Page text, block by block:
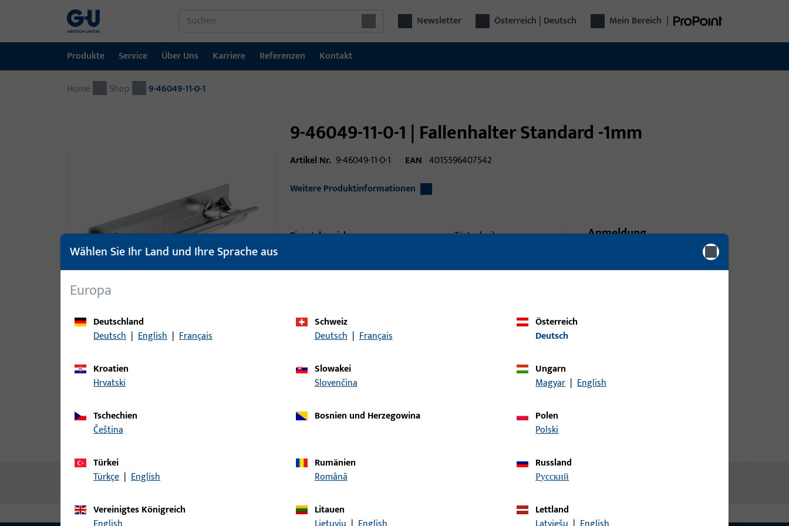
Newsletter Österreich | Deutsch Mein Bereich |
Produkte
Produkte
Service
Service
Über Uns
Über Uns
Karriere
Karriere
Referenzen
Referenzen
Kontakt
Kontakt
Home Shop 9-46049-11-0-1
9-46049-11-0-1 | Fallenhalter Standard -1mm
Artikel Nr. 9-46049-11-0-1 EAN 4015596407542
Weitere Produktinformationen
Einsatzbereich
Türtechnik
Produkttyp
Oberflächenbeschreibung
Bruttogewicht
Verpackungseinheit
Mindestbestelleinheit
Anmeldung
Bitte melden Sie sich mit Ihren
Keine Inhalte vorhanden
Wählen Sie Ihr Land und Ihre Sprache aus
Europa
Deutschland
Deutsch | English | Français
Schweiz
Deutsch | Français
Österreich
Deutsch
Kroatien
Hrvatski
Slowakei
Slovenčina
Ungarn
Magyar | English
Tschechien
čeština
Bosnien und Herzegowina
Polen
Polski
Türkei
Türkçe | English
Rumänien
Română
Russland
русский
Vereinigtes Königreich
Litauen
Lettland